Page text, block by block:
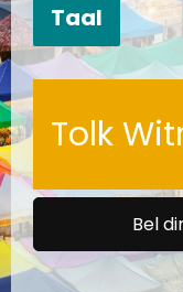
Taal
Tolk
Bel